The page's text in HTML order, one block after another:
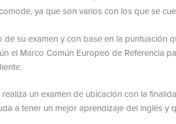
ya que son varios con los que se
de su examen y con base en la puntuación
el Marco Común Europeo de Referencia
un examen de ubicación con la
a tener un mejor aprendizaje del inglés y